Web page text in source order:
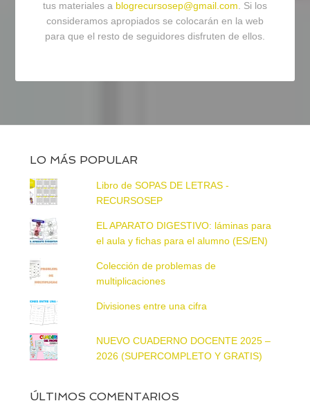
tus materiales a blogrecursosep@gmail.com. Si los
consideramos apropiados se colocarán en la web
para que el resto de seguidores disfruten de ellos.
LO MÁS POPULAR
Libro de SOPAS DE LETRAS -
RECURSOSEP
EL APARATO DIGESTIVO: láminas para
el aula y fichas para el alumno (ES/EN)
Colección de problemas de
multiplicaciones
Divisiones entre una cifra
NUEVO CUADERNO DOCENTE 2025 –
2026 (SUPERCOMPLETO Y GRATIS)
ÚLTIMOS COMENTARIOS